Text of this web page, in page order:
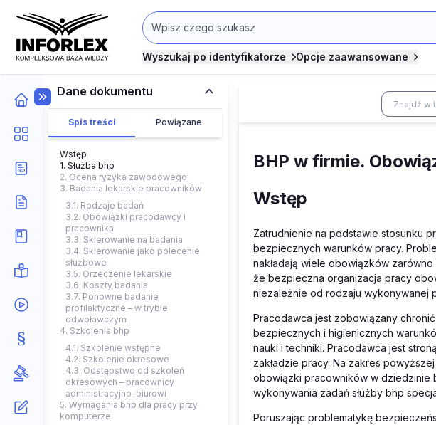
Wyszukaj po identyfikatorze Opcje zaawansowane
Dane dokumentu
Spis treści Powiązane
Wstęp
1. Służba bhp
2. Ocena ryzyka zawodowego
3. Badania lekarskie pracowników
3.1. Rodzaje badań
3.2. Obowiązki pracodawcy i
pracownika
3.3. Skierowanie na badania
3.4. Skierowanie jako polecenie
służbowe
3.5. Orzeczenie lekarskie
3.6. Koszty badania
3.7. Ponowne badanie
profilaktyczne – w trybie
odwoławczym
4. Szkolenia bhp
4.1. Szkolenie wstępne
4.2. Szkolenie okresowe
4.3. Odstępstwo od szkoleń
okresowych – pracownicy
administracyjno-biurowi
5. Wymagania bhp dla pracy przy
komputerze
BHP w firmie.
Wstęp
Zatrudnienie na podstawie stosunku
bezpiecznych warunków pracy.
nakładają wiele obowiązków
że bezpieczna organizacja pracy
niezależnie od rodzaju wykonywanej
Pracodawca jest zobowiązany
bezpiecznych i higienicznych
nauki i techniki. Pracodawca jest
zakładzie pracy. Na zakres
obowiązki pracowników w dziedzinie
wykonywania zadań służby bhp
Poruszając problematykę